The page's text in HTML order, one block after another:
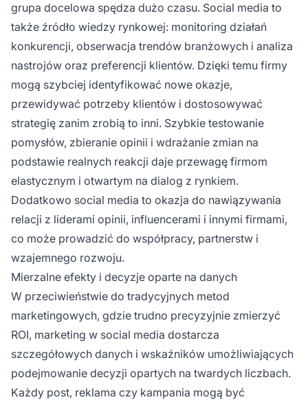
grupa docelowa spędza dużo czasu. Social media to
także źródło wiedzy rynkowej: monitoring działań
konkurencji, obserwacja trendów branżowych i analiza
nastrojów oraz preferencji klientów. Dzięki temu firmy
mogą szybciej identyfikować nowe okazje,
przewidywać potrzeby klientów i dostosowywać
strategię zanim zrobią to inni. Szybkie testowanie
pomysłów, zbieranie opinii i wdrażanie zmian na
podstawie realnych reakcji daje przewagę firmom
elastycznym i otwartym na dialog z rynkiem.
Dodatkowo social media to okazja do nawiązywania
relacji z liderami opinii, influencerami i innymi firmami,
co może prowadzić do współpracy, partnerstw i
wzajemnego rozwoju.
Mierzalne efekty i decyzje oparte na danych
W przeciwieństwie do tradycyjnych metod
marketingowych, gdzie trudno precyzyjnie zmierzyć
ROI, marketing w social media dostarcza
szczegółowych danych i wskaźników umożliwiających
podejmowanie decyzji opartych na twardych liczbach.
Każdy post, reklama czy kampania mogą być